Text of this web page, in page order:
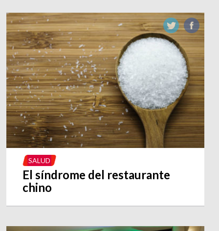
SALUD
El síndrome del restaurante
chino